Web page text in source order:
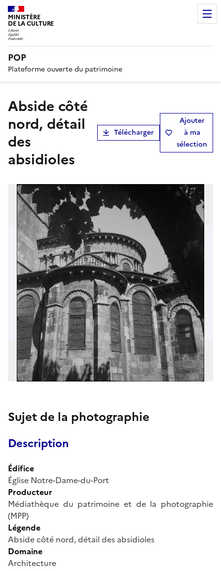
MINISTÈRE
DE LA CULTURE
POP
Plateforme ouverte du patrimoine
Abside côté
nord, détail
des
absidioles
Télécharger
Ajouter
à ma
sélection
Sujet de la photographie
Description
Édifice
Église Notre-Dame-du-Port
Producteur
Médiathèque du patrimoine et de la photographie
(MPP)
Légende
Abside côté nord, détail des absidioles
Domaine
Architecture